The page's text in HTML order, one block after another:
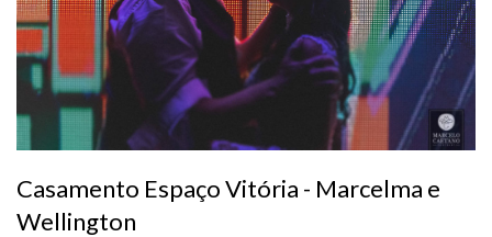
Casamento Espaço Vitória - Marcelma e
Wellington